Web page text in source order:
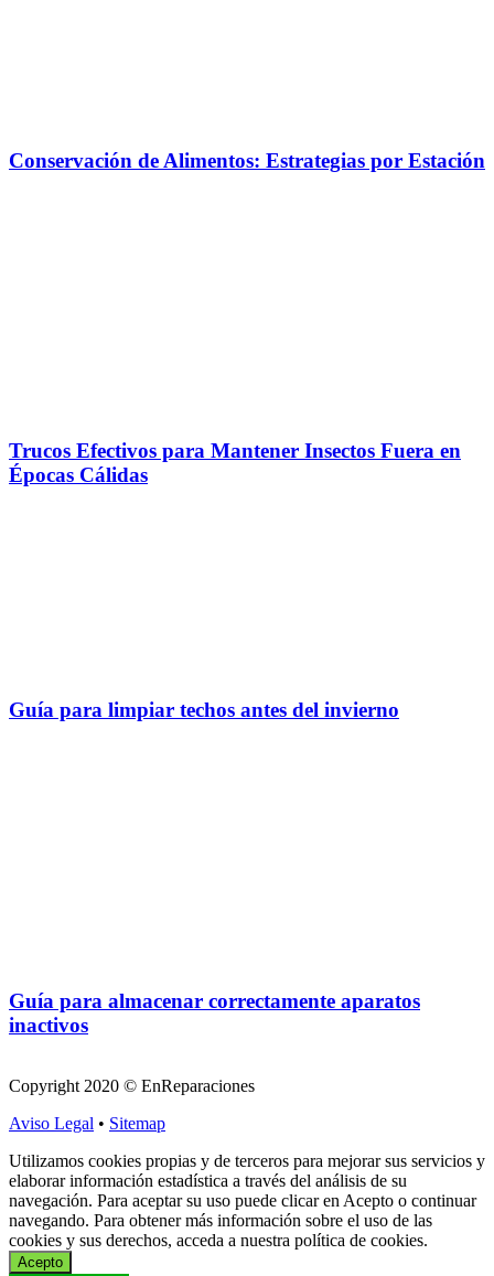
Conservación de Alimentos: Estrategias por Estación
Trucos Efectivos para Mantener Insectos Fuera en
Épocas Cálidas
Guía para limpiar techos antes del invierno
Guía para almacenar correctamente aparatos
inactivos
Copyright 2020 © EnReparaciones
Aviso Legal • Sitemap
Utilizamos cookies propias y de terceros para mejorar sus servicios y
elaborar información estadística a través del análisis de su
navegación. Para aceptar su uso puede clicar en Acepto o continuar
navegando. Para obtener más información sobre el uso de las
cookies y sus derechos, acceda a nuestra política de cookies.
Acepto